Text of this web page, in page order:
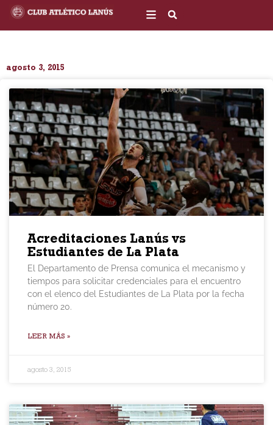
contenido
agosto 3, 2015
Acreditaciones Lanús vs
Estudiantes de La Plata
El Departamento de Prensa comunica el mecanismo y
tiempos para solicitar credenciales para el encuentro
con el elenco del Estudiantes de La Plata por la fecha
número 20.
LEER MÁS »
agosto 3, 2015